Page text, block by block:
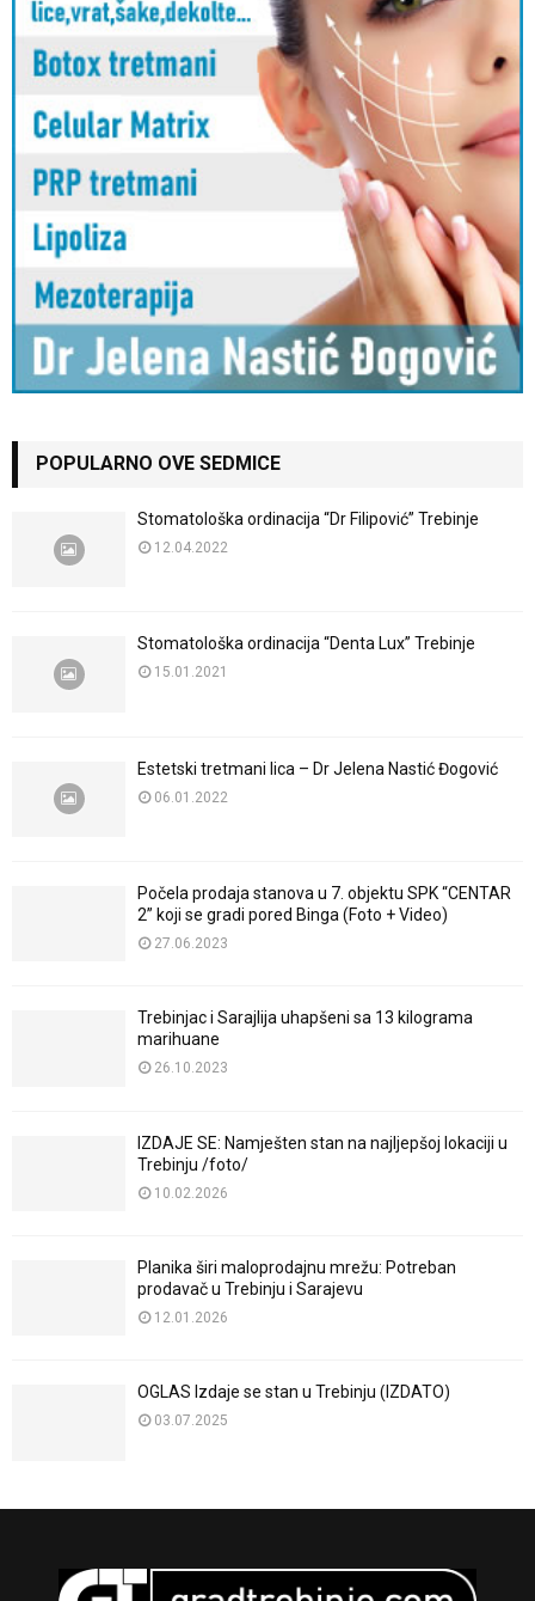
POPULARNO OVE SEDMICE
Stomatološka ordinacija “Dr Filipović” Trebinje
12.04.2022
Stomatološka ordinacija “Denta Lux” Trebinje
15.01.2021
Estetski tretmani lica – Dr Jelena Nastić Đogović
06.01.2022
Počela prodaja stanova u 7. objektu SPK “CENTAR
2” koji se gradi pored Binga (Foto + Video)
27.06.2023
Trebinjac i Sarajlija uhapšeni sa 13 kilograma
marihuane
26.10.2023
IZDAJE SE: Namješten stan na najljepšoj lokaciji u
Trebinju /foto/
10.02.2026
Planika širi maloprodajnu mrežu: Potreban
prodavač u Trebinju i Sarajevu
12.01.2026
OGLAS Izdaje se stan u Trebinju (IZDATO)
03.07.2025